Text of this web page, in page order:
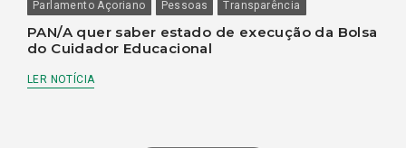
Parlamento Açoriano
Pessoas Transparência
PAN/A quer saber estado de execução da Bolsa
do Cuidador Educacional
LER NOTÍCIA